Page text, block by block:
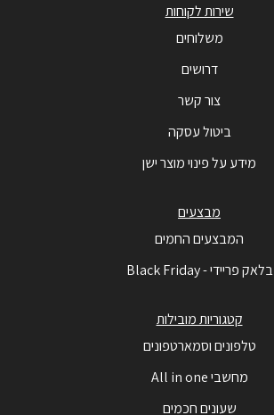
שירות לקוחות
משלוחים
דרושים
צור קשר
ביטול עסקה
מידע על פינוי מוצר ישן
מבצעים
המבצעים החמים
בלאק פריידי - Black Friday
קטגוריות מובילות
טלפונים וסמארטפונים
מחשבי All in one
שעונים חכמים